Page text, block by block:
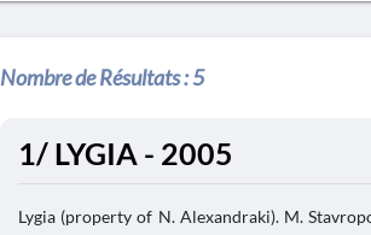
Nombre de Résultats :5
1/ LYGIA - 2005
Lygia (property of N. Alexandraki). M.